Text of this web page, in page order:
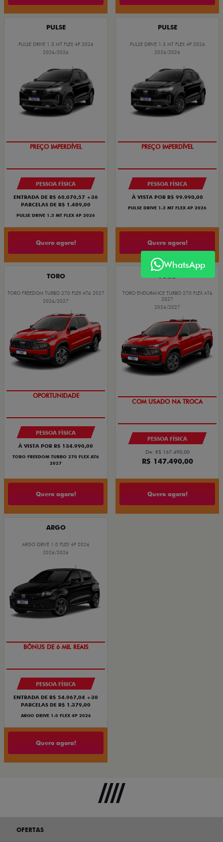
PULSE
PULSE DRIVE 1.3 MT FLEX 4P 2026
2026/2026
PREÇO IMPERDÍVEL
PESSOA FÍSICA
ENTRADA DE R$ 60.070,57 +36
PARCELAS DE R$ 1.489,00
PULSE DRIVE 1.3 MT FLEX 4P 2026
Quero agora!
PULSE
PULSE DRIVE 1.3 MT FLEX 4P 2026
2026/2026
PREÇO IMPERDÍVEL
PESSOA FÍSICA
À VISTA POR R$ 99.990,00
PULSE DRIVE 1.3 MT FLEX 4P 2026
Quero agora!
TORO
TORO FREEDOM TURBO 270 FLEX AT6 2027
2026/2027
OPORTUNIDADE
PESSOA FÍSICA
À VISTA POR R$ 134.990,00
TORO FREEDOM TURBO 270 FLEX AT6
2027
Quero agora!
TORO
TORO ENDURANCE TURBO 270 FLEX AT6
2027
2026/2027
COM USADO NA TROCA
PESSOA FÍSICA
De: R$ 167.490,00
R$ 147.490,00
Quero agora!
ARGO
ARGO DRIVE 1.0 FLEX 4P 2026
2026/2026
BÔNUS DE 6 MIL REAIS
PESSOA FÍSICA
ENTRADA DE R$ 54.967,04 +30
PARCELAS DE R$ 1.379,00
ARGO DRIVE 1.0 FLEX 4P 2026
Quero agora!
WhatsApp
OFERTAS